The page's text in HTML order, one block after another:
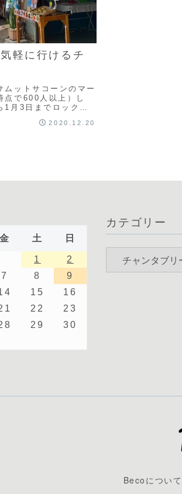
軽に行けるチ
ムットサコーンのマー
点で600人以上）し
月3日までロックダ
2020.12.20
金 土 日
1
2
7 8
9
15
16
22
23
29
30
カテゴリー
Becoについて